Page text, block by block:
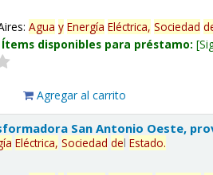
Agua y Energía Eléctrica, Sociedad
Ítems disponibles para préstamo:
Agregar al carrito
San Antonio Oeste,
Eléctrica, Sociedad delEstado.